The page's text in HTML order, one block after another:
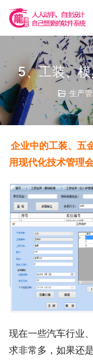
5、工装、
生产
企业中的工装、五
用现代化技术管理
现在一些汽车行业
求非常多，如果还